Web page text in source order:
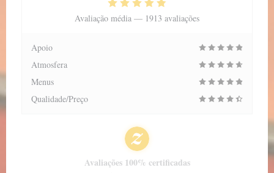
Avaliação média — 1913 avaliações
Apoio
Atmosfera
Menus
Qualidade/Preço
Avaliações 100% certificadas